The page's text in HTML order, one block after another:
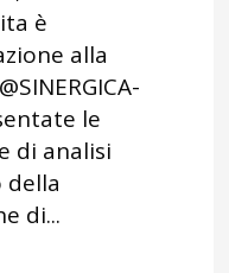
è
alla
le
di analisi
della
di...